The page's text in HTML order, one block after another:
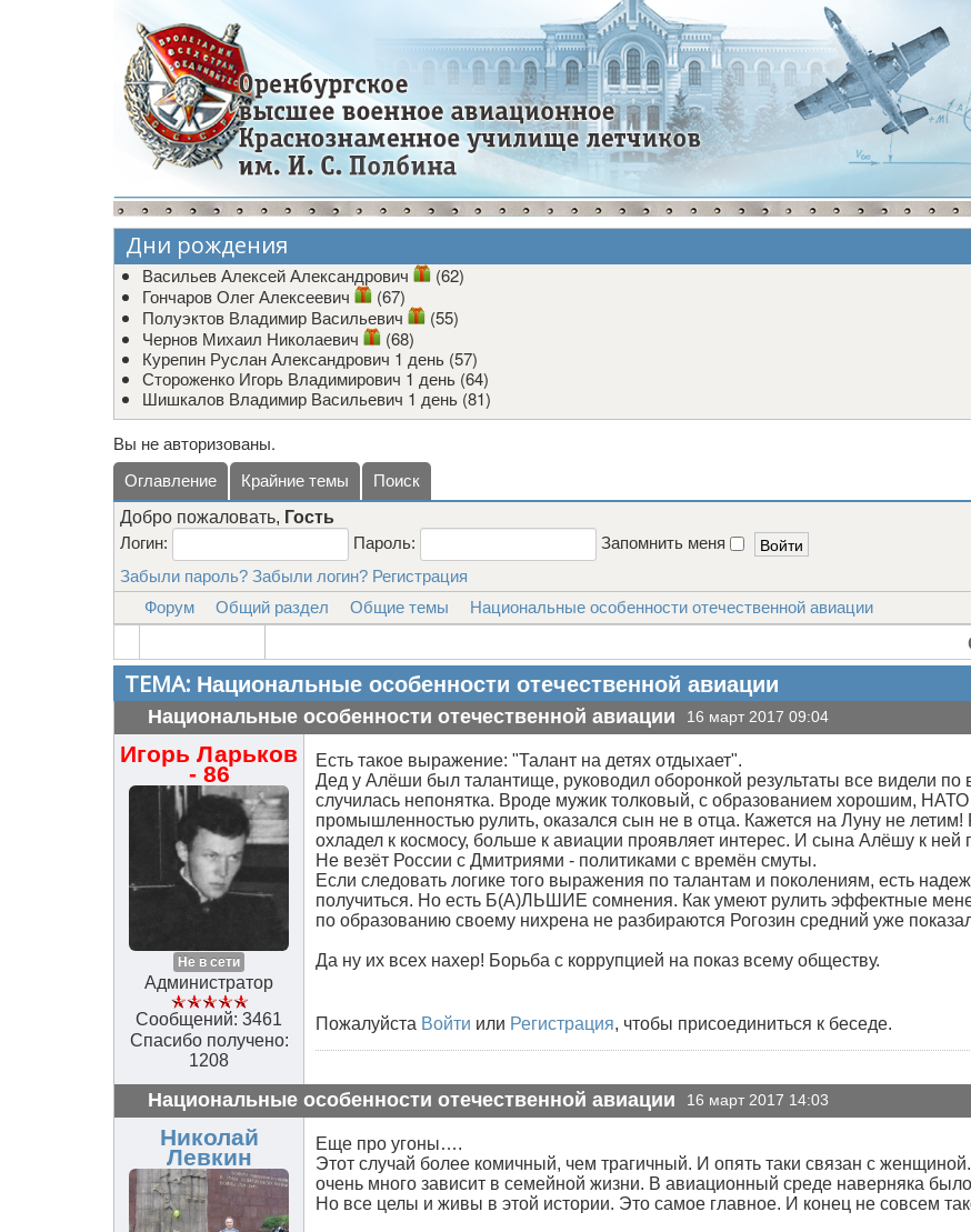
Дни рождения
Васильев Алексей Александрович
(62)
Гончаров Олег Алексеевич
(67)
Полуэктов Владимир Васильевич
(55)
Чернов Михаил Николаевич
(68)
Курепин Руслан Александрович 1 день (57)
Стороженко Игорь Владимирович 1 день (64)
Шишкалов Владимир Васильевич 1 день (81)
Вы не авторизованы.
Оглавление Крайние темы
Поиск
Добро пожаловать, Гость
Логин:
Пароль:
Запомнить меня
Забыли пароль? Забыли логин? Регистрация
Форум
Общий раздел Общие темы Национальные особенности отечественной авиации
ТЕМА: Национальные особенности отечественной авиации
Национальные особенности отечественной авиации 16 март 2017 09:04
Игорь Ларьков
- 86
Не в сети
Администратор
Сообщений: 3461
Спасибо получено:
1208
Есть такое выражение: "Талант на детях отдыхает".
Дед у Алёши был талантище, руководил оборонкой результаты все видели
случилась непонятка. Вроде мужик толковый, с образованием хорошим,
промышленностью рулить, оказался сын не в отца. Кажется на Луну не летим!
охладел к космосу, больше к авиации проявляет интерес. И сына Алёшу к ней
Не везёт России с Дмитриями - политиками с времён смуты.
Если следовать логике того выражения по талантам и поколениям, есть
получиться. Но есть Б(А)ЛЬШИЕ сомнения. Как умеют рулить эффектные
по образованию своему нихрена не разбираются Рогозин средний уже
Да ну их всех нахер! Борьба с коррупцией на показ всему обществу.
Пожалуйста Войти или Регистрация, чтобы присоединиться к беседе.
Национальные особенности отечественной авиации 16 март 2017 14:03
Николай
Левкин
Еще про угоны….
Этот случай более комичный, чем трагичный. И опять таки связан с
очень много зависит в семейной жизни. В авиационный среде наверняка
Но все целы и живы в этой истории. Это самое главное. И конец не совсем